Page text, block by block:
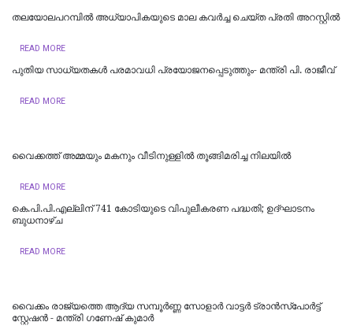
തലയോലപറമ്പിൽ അധ്യാപികയുടെ മാല കവർച്ച ചെയ്ത പ്രതി അറസ്റ്റിൽ
READ MORE
പുതിയ സാധ്യതകൾ പരമാവധി പ്രയോജനപ്പെടുത്തും- മന്ത്രി പി. രാജീവ്
READ MORE
വൈക്കത്ത് അമ്മയും മകനും വീടിനുള്ളിൽ തൂങ്ങിമരിച്ച നിലയിൽ
READ MORE
കെ.പി.പി.എല്ലിന് 741 കോടിയുടെ വിപുലീകരണ പദ്ധതി; ഉദ്ഘാടനം
ബുധനാഴ്ച
READ MORE
വൈക്കം രാജ്യത്തെ ആദ്യ സമ്പൂർണ്ണ സോളാർ വാട്ടർ ട്രാൻസ്പോർട്ട്
സ്റ്റേഷൻ - മന്ത്രി ഗണേഷ് കുമാർ